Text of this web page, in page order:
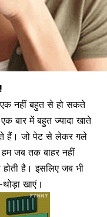
नहीं बहुत से हो सकते
बार मेंबहुत ज्यादा खाते
हैं। जो पेट से लेकर गले
जब तक बाहर नहीं
है। इसलिए जब भी
खाएं।